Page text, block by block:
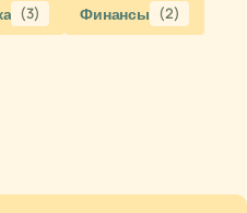
(3) Финансы (2)